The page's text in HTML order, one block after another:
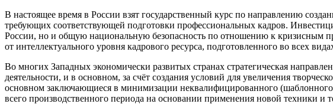
В настоящее время в России взят государственный курс по направлению
требующих соответствующей подготовки профессиональных кадров.
России, но и общую национальную безопасность по отношению к кризисным
от интеллектуального уровня кадрового ресурса, подготовленного во всех
Во многих Западных экономически развитых странах стратегическая
деятельности, и в основном, за счёт создания условий для увеличения
основном заключающиеся в минимизации неквалифицированного
всего производственного периода на основании применения новой техники и